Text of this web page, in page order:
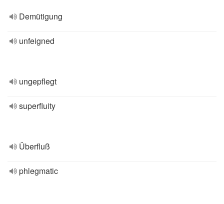
Demütigung
unfeigned
ungepflegt
superfluity
Überfluß
phlegmatic